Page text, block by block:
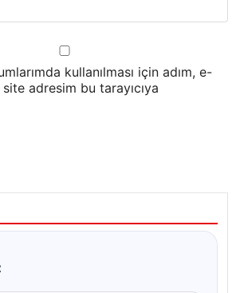
kullanılması için adım, e-
adresim bu tarayıcıya